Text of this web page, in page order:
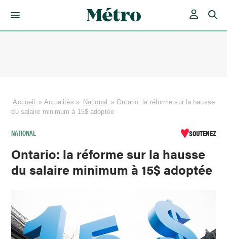
Accueil » Actualités » National »Ontario: la réforme sur la hausse
du salaire minimum à 15$ adoptée
NATIONAL SOUTENEZ
Ontario: la réforme sur la hausse
du salaire minimum à 15$ adoptée